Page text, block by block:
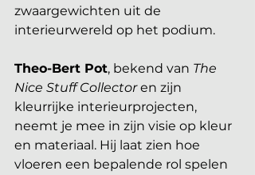
zwaargewichten uit de
interieurwereld op het podium.
Theo-Bert Pot, bekend van The
Nice Stuff Collector en zijn
kleurrijke interieurprojecten,
neemt je mee in zijn visie op kleur
en materiaal. Hij laat zien hoe
vloeren een bepalende rol spelen